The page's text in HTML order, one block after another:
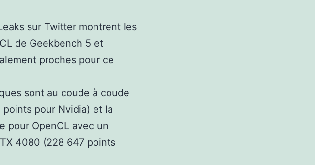
sur Twitter montrent les
de Geekbench 5 et
proches pour ce
sont au coude à coude
points pour Nvidia) et la
pour OpenCL avec un
4080 (228 647 points